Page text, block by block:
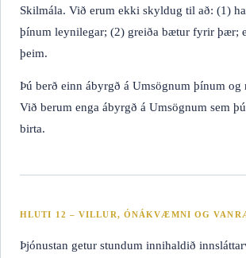
Skilmála. Við erum ekki skyldug til að: (1)
þínum leynilegar; (2) greiða bætur fyrir þær;
þeim.
Þú berð einn ábyrgð á Umsögnum þínum
Við berum enga ábyrgð á Umsögnum sem
birta.
HLUTI 12 – VILLUR, ÓNÁKVÆMNI OG
Þjónustan getur stundum innihaldið